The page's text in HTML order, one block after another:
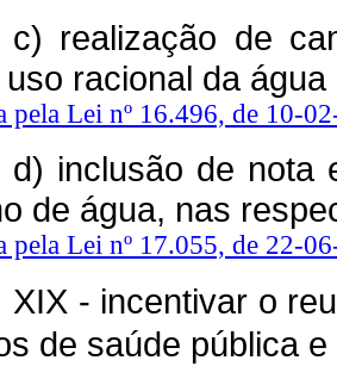
c) realização de
racional da
pela Lei nº 16.496, de 10-
d) inclusão de nota
de água, nas
pela Lei nº 17.055, de 22-
XIX - incentivar o
de saúde pública